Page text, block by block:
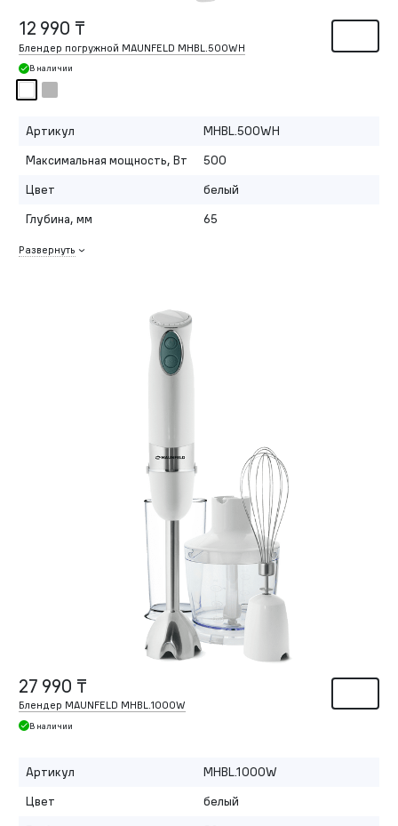
12 990 ₸
Блендер погружной MAUNFELD MHBL.500WH
В наличии
Артикул
MHBL.500WH
Максимальная мощность, Вт
500
Цвет
белый
Глубина, мм
65
Развернуть
27 990 ₸
Блендер MAUNFELD MHBL.1000W
В наличии
Артикул
MHBL.1000W
Цвет
белый